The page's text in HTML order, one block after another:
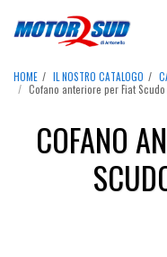
HOME IL NOSTRO CATALOGO
Cofano anteriore per Fiat Scudo
COFANO